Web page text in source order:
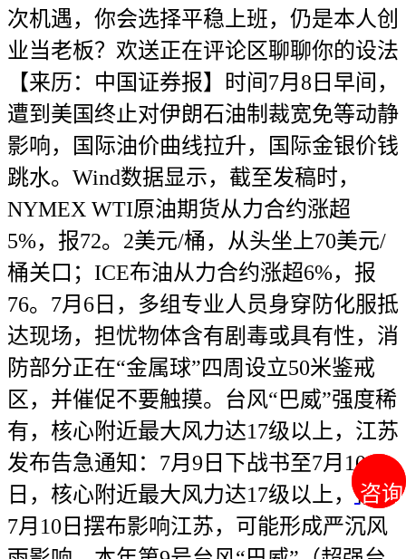
咨询
咨询
次机遇，你会选择平稳上班，仍是本人创
业当老板？欢送正在评论区聊聊你的设法
【来历：中国证券报】时间7月8日早间，
遭到美国终止对伊朗石油制裁宽免等动静
影响，国际油价曲线拉升，国际金银价钱
跳水。Wind数据显示，截至发稿时，
NYMEX WTI原油期货从力合约涨超
5%，报72。2美元/桶，从头坐上70美元/
桶关口；ICE布油从力合约涨超6%，报
76。7月6日，多组专业人员身穿防化服抵
达现场，担忧物体含有剧毒或具有性，消
防部分正在“金属球”四周设立50米鉴戒
区，并催促不要触摸。台风“巴威”强度稀
有，核心附近最大风力达17级以上，江苏
发布告急通知：7月9日下战书至7月10
日，核心附近最大风力达17级以上，估计
7月10日摆布影响江苏，可能形成严沉风